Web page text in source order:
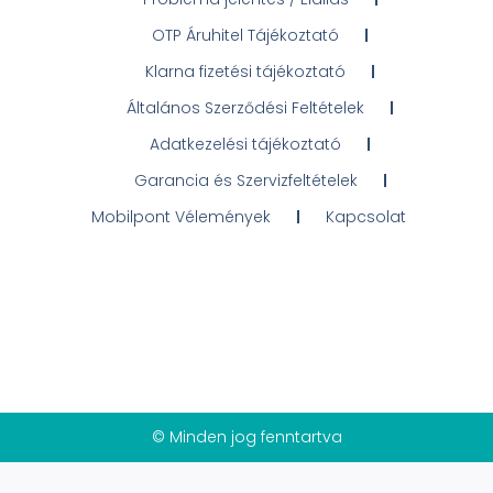
OTP Áruhitel Tájékoztató
Klarna fizetési tájékoztató
Általános Szerződési Feltételek
Adatkezelési tájékoztató
Garancia és Szervizfeltételek
Mobilpont Vélemények
Kapcsolat
© Minden jog fenntartva